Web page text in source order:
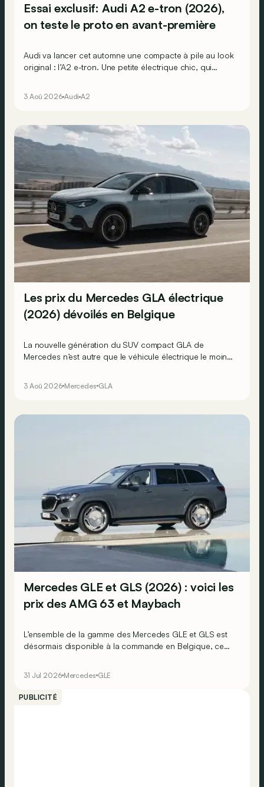
Essai exclusif: Audi A2 e-tron (2026),
on teste le proto en avant-première
Audi va lancer cet automne une compacte à pile au look
original : l’A2 e-tron. Une petite électrique chic, qui
3 Aoû 2026 Audi A2
Les prix du Mercedes GLA électrique
(2026) dévoilés en Belgique
La nouvelle génération du SUV compact GLA de
Mercedes n’est autre que le véhicule électrique le moins
3 Aoû 2026 Mercedes GLA
Mercedes GLE et GLS (2026) : voici les
prix des AMG 63 et Maybach
L’ensemble de la gamme des Mercedes GLE et GLS est
désormais disponible à la commande en Belgique, ce
31 Jul 2026 Mercedes GLE
PUBLICITÉ